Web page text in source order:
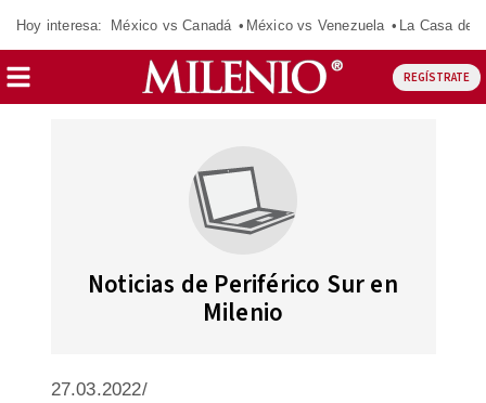
Hoy interesa: México vs Canadá México vs Venezuela La Casa de
REGÍSTRATE
Noticias de Periférico Sur en
Milenio
27.03.2022/